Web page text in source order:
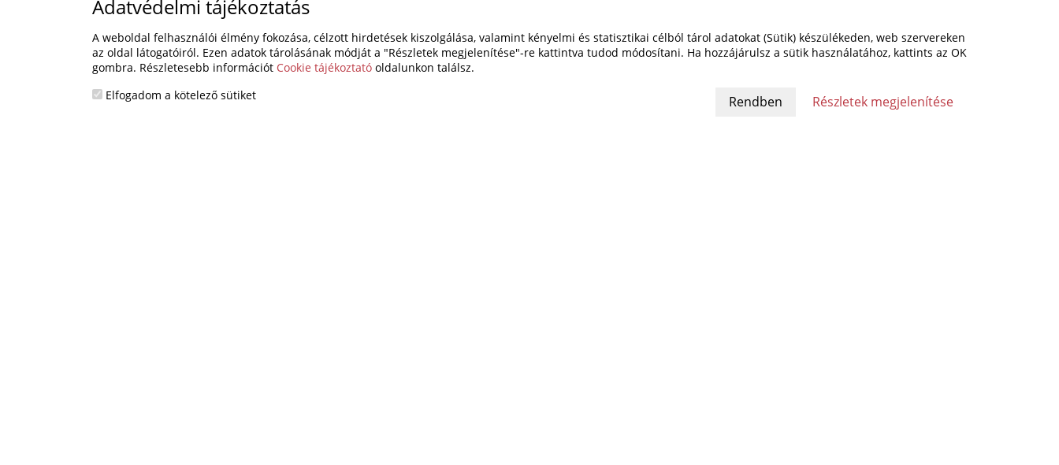
Adatvédelmi tájékoztatás
A weboldal felhasználói élmény fokozása, célzott hirdetések kiszolgálása, valamint kényelmi és statisztikai célból tárol adatokat (Sütik) készülékeden, web szervereken
az oldal látogatóiról. Ezen adatok tárolásának módját a "Részletek megjelenítése"-re kattintva tudod módosítani. Ha hozzájárulsz a sütik használatához, kattints az OK
gombra. Részletesebb információt Cookie tájékoztató oldalunkon találsz.
Elfogadom a kötelező sütiket
Részletek megjelenítése